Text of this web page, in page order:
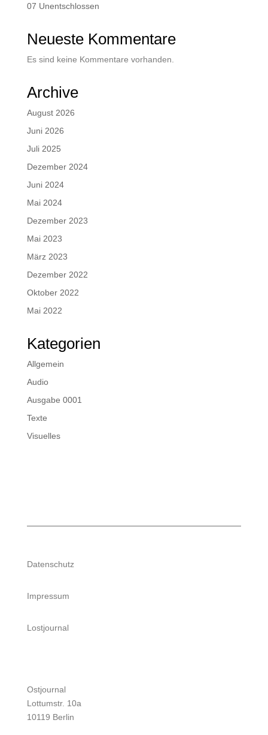
07 Unentschlossen
Neueste Kommentare
Es sind keine Kommentare vorhanden.
Archive
August 2026
Juni 2026
Juli 2025
Dezember 2024
Juni 2024
Mai 2024
Dezember 2023
Mai 2023
März 2023
Dezember 2022
Oktober 2022
Mai 2022
Kategorien
Allgemein
Audio
Ausgabe 0001
Texte
Visuelles
Datenschutz
Impressum
Lostjournal
Ostjournal
Lottumstr. 10a
10119 Berlin